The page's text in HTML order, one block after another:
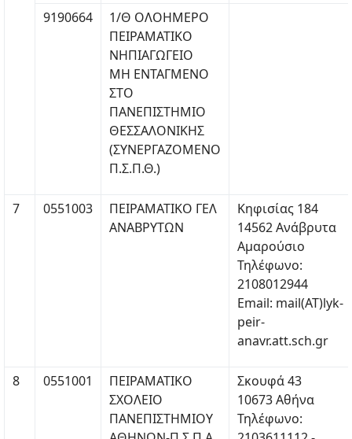
9190664
1/Θ ΟΛΟΗΜΕΡΟ
ΠΕΙΡΑΜΑΤΙΚΟ
ΝΗΠΙΑΓΩΓΕΙΟ
ΜΗ ΕΝΤΑΓΜΕΝΟ
ΣΤΟ
ΠΑΝΕΠΙΣΤΗΜΙΟ
ΘΕΣΣΑΛΟΝΙΚΗΣ
(ΣΥΝΕΡΓΑΖΟΜΕΝΟ
Π.Σ.Π.Θ.)
7 0551003
ΠΕΙΡΑΜΑΤΙΚΟ ΓΕΛ
ΑΝΑΒΡΥΤΩΝ
Κηφισίας 184
14562 Ανάβρυτα
Αμαρούσιο
Τηλέφωνο:
2108012944
Email: mail(ΑΤ)lyk-
peir-
anavr.att.sch.gr
8 0551001
ΠΕΙΡΑΜΑΤΙΚΟ
ΣΧΟΛΕΙΟ
ΠΑΝΕΠΙΣΤΗΜΙΟΥ
Σκουφά 43
10673 Αθήνα
Τηλέφωνο: